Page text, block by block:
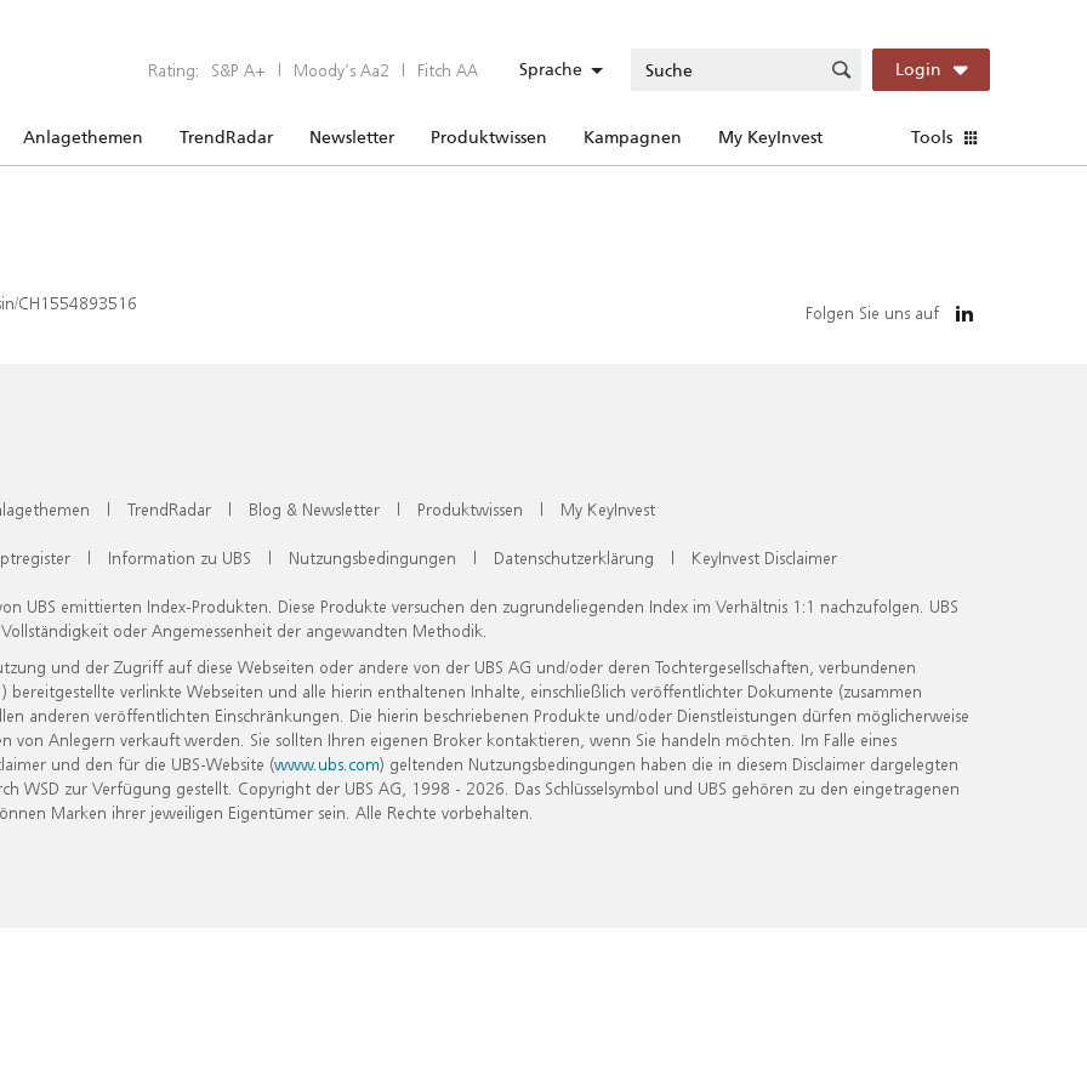
Rating: S&P A+ | Moody’s Aa2 | Fitch AA Sprache Login
Anlagethemen TrendRadar Newsletter Produktwissen Kampagnen My KeyInvest Tools
CH1554893516 Folgen Sie uns auf
| TrendRadar | Blog & Newsletter | Produktwissen | My KeyInvest
| Information zu UBS | Nutzungsbedingungen | Datenschutzerklärung | KeyInvest Disclaimer
UBS emittierten Index-Produkten. Diese Produkte versuchen den zugrundeliegenden Index im Verhältnis 1:1 nachzufolgen. UBS
oder Angemessenheit der angewandten Methodik.
und der Zugriff auf diese Webseiten oder andere von der UBS AG und/oder deren Tochtergesellschaften, verbundenen
verlinkte Webseiten und alle hierin enthaltenen Inhalte, einschließlich veröffentlichter Dokumente (zusammen
anderen veröffentlichten Einschränkungen. Die hierin beschriebenen Produkte und/oder Dienstleistungen dürfen möglicherweise
Anlegern verkauft werden. Sie sollten Ihren eigenen Broker kontaktieren, wenn Sie handeln möchten. Im Falle eines
und den für die UBS-Website (www.ubs.com) geltenden Nutzungsbedingungen haben die in diesem Disclaimer dargelegten
zur Verfügung gestellt. Copyright der UBS AG, 1998 - 2026. Das Schlüsselsymbol und UBS gehören zu den eingetragenen
Marken ihrer jeweiligen Eigentümer sein. Alle Rechte vorbehalten.